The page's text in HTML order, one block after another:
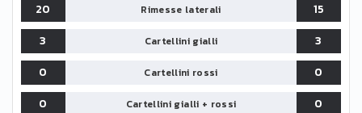
20
Rimesse laterali
15
3
Cartellini gialli
3
0
Cartellini rossi
0
0
Cartellini gialli + rossi
0